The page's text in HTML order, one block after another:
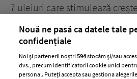
7 uleiuri care stimulează
Nouă ne pasă ca datele tale
confidențiale
Noi și partenerii noștri594stocăm și/sau
dvs., precum identificatorii cookie unici
personal. Puteți accepta sau gestiona